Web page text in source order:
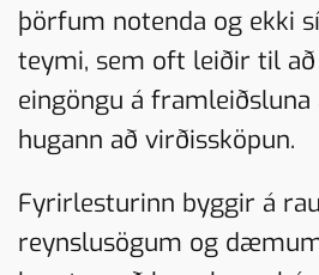
þörfum notenda og ekki
teymi, sem oft leiðir til að
eingöngu á framleiðsluna
hugann að virðissköpun.
Fyrirlesturinn byggir á
reynslusögum og